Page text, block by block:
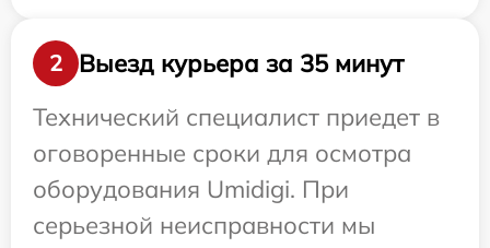
2
Выезд курьера за 35 минут
Технический специалист приедет в
оговоренные сроки для осмотра
оборудования Umidigi. При
серьезной неисправности мы